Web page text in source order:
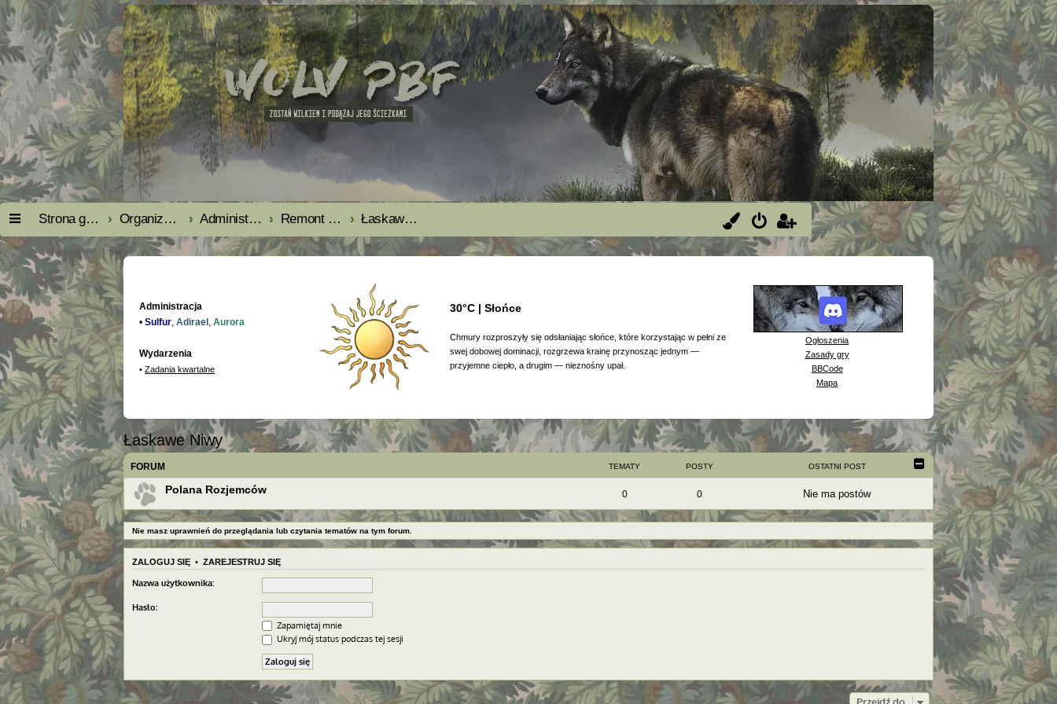
Strona główna Organizacja Administracja Remont forum - obrazki Łaskawe Niwy
Administracja
• Sulfur Adirael Aurora
Wydarzenia
• Zadania kwartalne
30°C | Słońce
Chmury rozproszyły się odsłaniając słońce, które korzystając w pełni ze
swej dobowej dominacji, rozgrzewa krainę przynosząc jednym —
przyjemne ciepło, a drugim — nieznośny upał.
Ogłoszenia
Zasady gry
BBCode
Mapa
Łaskawe Niwy
FORUM TEMATY POSTY OSTATNI POST
Polana Rozjemców 0 0 Nie ma postów
Nie masz uprawnień do przeglądania lub czytania tematów na tym forum.
ZALOGUJ SIĘ • ZAREJESTRUJ SIĘ
Nazwa użytkownika:
Hasło:
Zapamiętaj mnie
Ukryj mój status podczas tej sesji
Przejdź do